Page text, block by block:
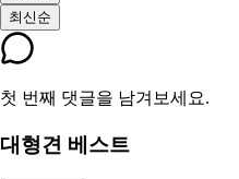
최신순
첫 번째 댓글을 남겨보세요.
대형견 베스트